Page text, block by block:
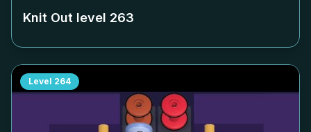
Knit Out level 263
Level 264